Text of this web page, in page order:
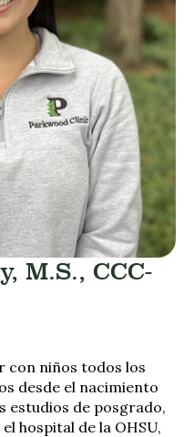
M.S., CCC-
con niños todos los
desde el nacimiento
estudios de posgrado,
hospital de la OHSU,